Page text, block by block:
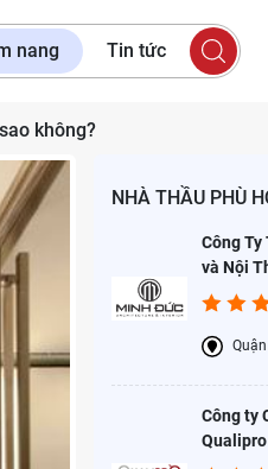
nang Tin tức
không?
NHÀ THẦU PHÙ
Công
và Nội
Công ty
Qualipro